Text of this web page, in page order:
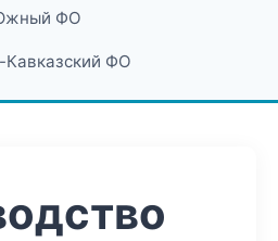
ФО
Кавказский ФО